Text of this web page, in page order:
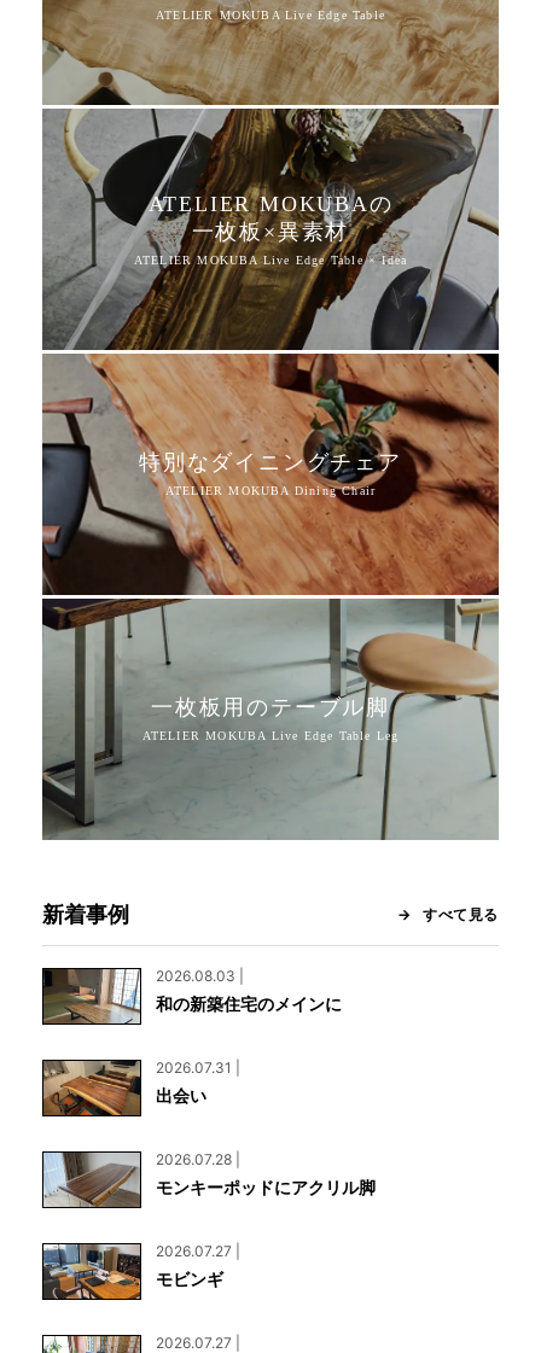
ATELIER MOKUBAの
一枚板×異素材
特別なダイニングチェア
一枚板用のテーブル脚
新着事例 すべて見る
2026.08.03 |
和の新築住宅のメインに
2026.07.31 |
出会い
2026.07.28 |
モンキーポッドにアクリル脚
2026.07.27 |
モビンギ
2026.07.27 |